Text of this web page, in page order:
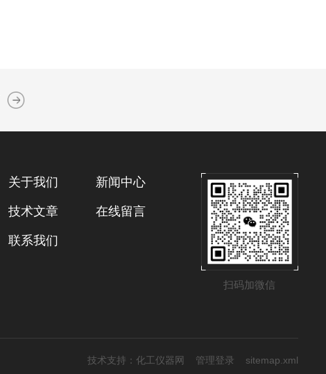
扫码加微信
关于我们 新闻中心
技术文章 在线留言
联系我们
技术支持： 化工仪器网 管理登录 sitemap.xml